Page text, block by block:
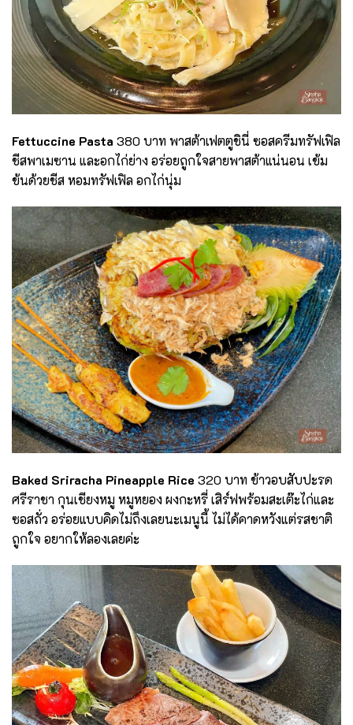
Fettuccine Pasta 380 บาท พาสต้าเฟตตูชินี่ ซอสครีมทรัฟเฟิล
ชีสพาเมซาน และอกไก่ย่าง อร่อยถูกใจสายพาสต้าแน่นอน เข้ม
ข้นด้วยชีส หอมทรัฟเฟิล อกไก่นุ่ม
Baked Sriracha Pineapple Rice 320 บาท ข้าวอบสับปะรด
ศรีราชา กุนเชียงหมู หมูหยอง ผงกะหรี่ เสิร์ฟพร้อมสะเต๊ะไก่และ
ซอสถั่ว อร่อยแบบคิดไม่ถึงเลยนะเมนูนี้ ไม่ได้คาดหวังแต่รสชาติ
ถูกใจ อยากให้ลองเลยค่ะ